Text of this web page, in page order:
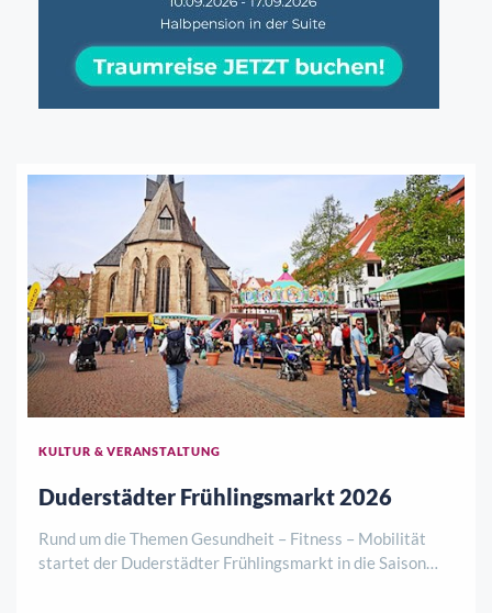
KULTUR & VERANSTALTUNG
Duderstädter Frühlingsmarkt 2026
Rund um die Themen Gesundheit – Fitness – Mobilität
startet der Duderstädter Frühlingsmarkt in die Saison